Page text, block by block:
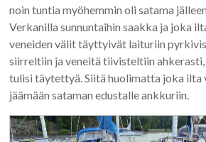
noin tuntia myöhemmin oli satama
Verkanilla sunnuntaihin saakka ja joka
veneiden välit täyttyivät laituriin
siirreltiin ja veneitä tiivisteltiin
tulisi täytettyä. Siitä huolimatta joka ilta
jäämään sataman edustalle ankkuriin.